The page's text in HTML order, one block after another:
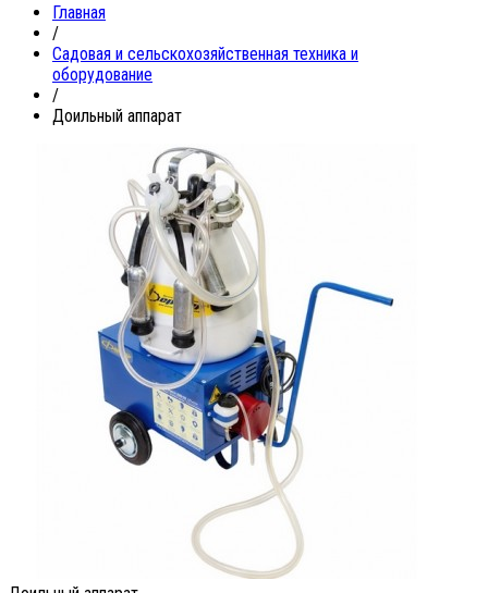
Главная
/
Садовая и сельскохозяйственная техника и
оборудование
/
Доильный аппарат